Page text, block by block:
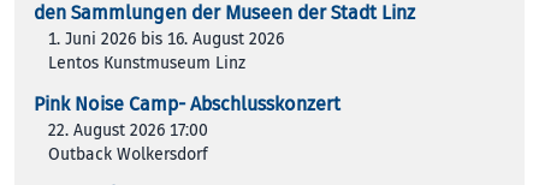
den Samm­lun­gen der Muse­en der Stadt Linz
1. Juni 2026 bis 16. August 2026
Lentos Kunstmuseum Linz
Pink Noise Camp- Abschlusskonzert
22. August 2026 17:00
Outback Wolkersdorf